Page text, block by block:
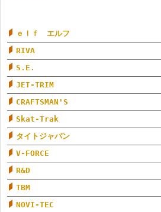
ｅｌｆ エルフ
RIVA
S.E.
JET-TRIM
CRAFTSMAN'S
Skat-Trak
タイトジャパン
V-FORCE
R&D
TBM
NOVI-TEC